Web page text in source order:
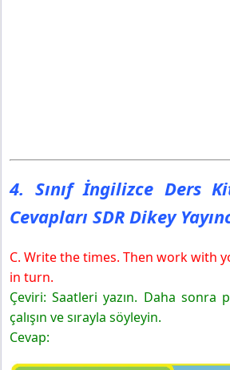
4. Sınıf İngilizce Ders
Cevapları SDR Dikey
C. Write the times. Then work with
in turn.
Çeviri: Saatleri yazın. Daha sonra
çalışın ve sırayla söyleyin.
Cevap: